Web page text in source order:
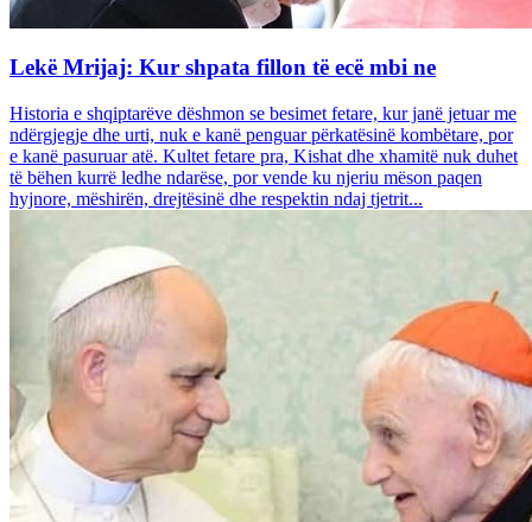
Lekë Mrijaj: Kur shpata fillon të ecë mbi ne
Historia e shqiptarëve dëshmon se besimet fetare, kur janë jetuar me
ndërgjegje dhe urti, nuk e kanë penguar përkatësinë kombëtare, por
e kanë pasuruar atë. Kultet fetare pra, Kishat dhe xhamitë nuk duhet
të bëhen kurrë ledhe ndarëse, por vende ku njeriu mëson paqen
hyjnore, mëshirën, drejtësinë dhe respektin ndaj tjetrit...